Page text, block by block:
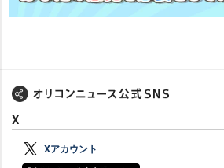
X
Xアカウント